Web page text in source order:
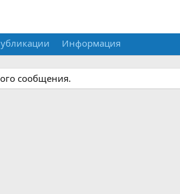
Информация
сообщения.